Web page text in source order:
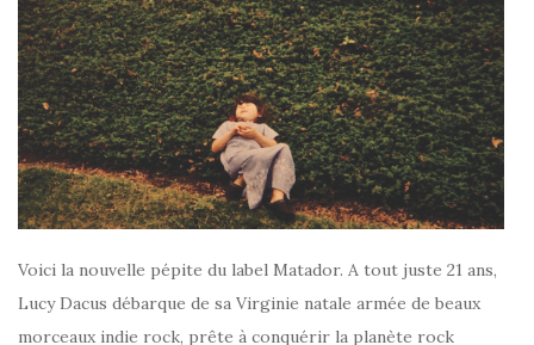
Voici la nouvelle pépite du label Matador. A tout juste 21 ans,
Lucy Dacus débarque de sa Virginie natale armée de beaux
morceaux indie rock, prête à conquérir la planète rock